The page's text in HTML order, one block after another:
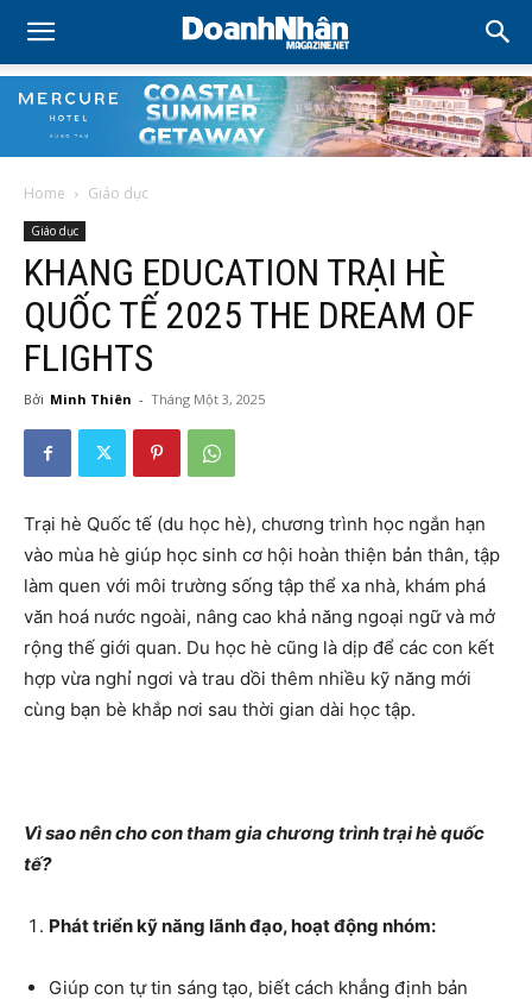
Home Giáo dục
Giáo dục
KHANG EDUCATION TRẠI HÈ
QUỐC TẾ 2025 THE DREAM OF
FLIGHTS
Bởi Minh Thiên - Tháng Một 3, 2025
Trại hè Quốc tế (du học hè), chương trình học ngắn hạn
vào mùa hè giúp học sinh cơ hội hoàn thiện bản thân, tập
làm quen với môi trường sống tập thể xa nhà, khám phá
văn hoá nước ngoài, nâng cao khả năng ngoại ngữ và mở
rộng thế giới quan. Du học hè cũng là dịp để các con kết
hợp vừa nghỉ ngơi và trau dồi thêm nhiều kỹ năng mới
cùng bạn bè khắp nơi sau thời gian dài học tập.
Vì sao nên cho con tham gia chương trình trại hè quốc
tế?
Phát triển kỹ năng lãnh đạo, hoạt động nhóm:
Giúp con tự tin sáng tạo, biết cách khẳng định bản